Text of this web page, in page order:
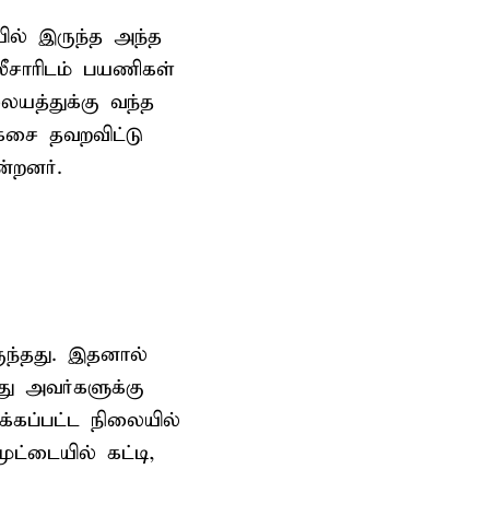
இருந்த அந்த
பயணிகள்
வந்த
தவறவிட்டு
இதனால்
அவர்களுக்கு
நிலையில்
கட்டி,